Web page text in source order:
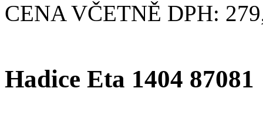
CENA VČETNĚ DPH:
Hadice Eta 1404 87081